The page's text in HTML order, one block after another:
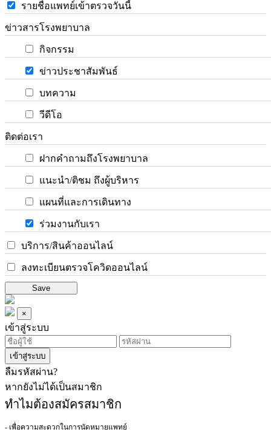
รายชื่อแพทย์เข้าตรวจวันนี้
ข่าวสารโรงพยาบาล
กิจกรรม
ข่าวประชาสัมพันธ์
บทความ
วีดีโอ
ติดต่อเรา
ฝากคำถามถึงโรงพยาบาล
แนะนำ/ติชม ถึงผู้บริหาร
แผนที่และการเดินทาง
ร่วมงานกับเรา
บริการ/สินค้าออนไลน์
ลงทะเบียนตรวจโควิดออนไลน์
Save
×
เข้าสู่ระบบ
เข้าสู่ระบบ
ลืมรหัสผ่าน?
หากยังไม่ได้เป็นสมาชิก
ทำไมต้องสมัครสมาชิก
- เพื่อความสะดวกในการนัดหมายแพทย์